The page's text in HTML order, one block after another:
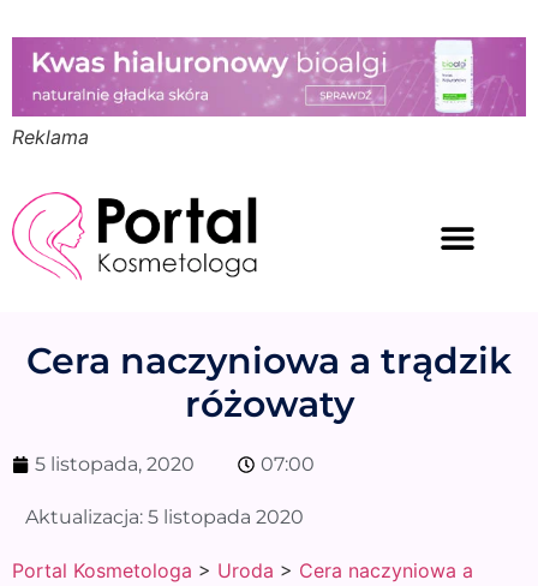
Reklama
Cera naczyniowa a trądzik
różowaty
5 listopada, 2020 07:00
Aktualizacja: 5 listopada 2020
Portal Kosmetologa > Uroda > Cera naczyniowa a